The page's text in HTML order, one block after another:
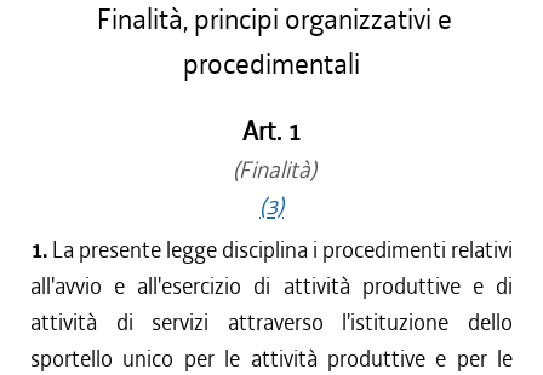
Finalità, principi organizzativi e
procedimentali
Art. 1
(Finalità)
(3)
1. La presente legge disciplina i procedimenti relativi
all'avvio e all'esercizio di attività produttive e di
attività di servizi attraverso l'istituzione dello
sportello unico per le attività produttive e per le